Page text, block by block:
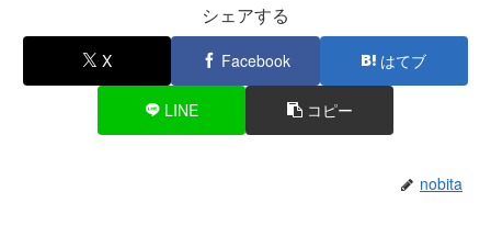
シェアする
X Facebook はてブ
LINE コピー
nobita